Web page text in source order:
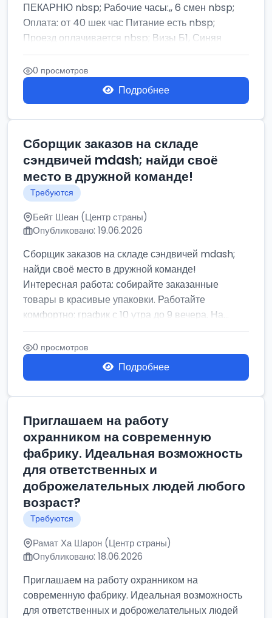
ПЕКАРНЮ nbsp; Рабочие часы:,, 6 смен nbsp;
Оплата: от 40 шек час Питание есть nbsp;
Проезд оплачивается nbsp; Визы Б1, Синяя
бумага,...
0 просмотров
Подробнее
Сборщик заказов на складе
сэндвичей mdash; найди своё
место в дружной команде!
Требуются
Бейт Шеан (Центр страны)
Опубликовано: 19.06.2026
Сборщик заказов на складе сэндвичей mdash;
найди своё место в дружной команде!
Интересная работа: собирайте заказанные
товары в красивые упаковки. Работайте
комфортно: график с 10 утра до 9 вечера. На...
0 просмотров
Подробнее
Приглашаем на работу
охранником на современную
фабрику. Идеальная возможность
для ответственных и
доброжелательных людей любого
возраст?
Требуются
Рамат Ха Шарон (Центр страны)
Опубликовано: 18.06.2026
Приглашаем на работу охранником на
современную фабрику. Идеальная возможность
для ответственных и доброжелательных людей